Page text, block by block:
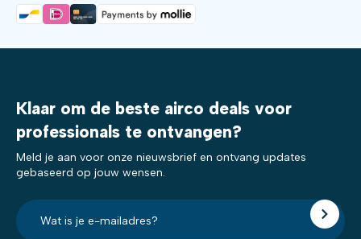
Klaar om de beste airco deals voor
professionals te ontvangen?
Meld je aan voor onze nieuwsbrief en ontvang updates
gebaseerd op jouw wensen.
E-
mailadres?
*